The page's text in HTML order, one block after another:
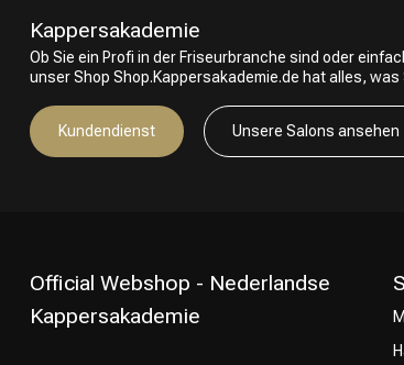
Kappersakademie
Ob Sie ein Profi in der Friseurbranche sind oder
unser Shop Shop.Kappersakademie.de hat alles, was
Kundendienst Unsere Salons ansehen
Official Webshop - Nederlandse
Kappersakademie